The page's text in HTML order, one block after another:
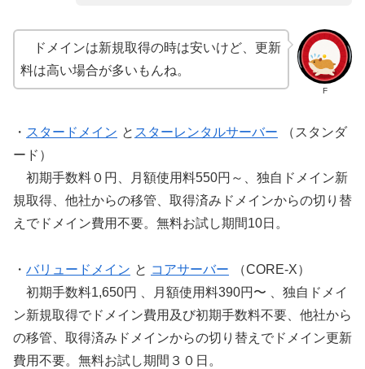
F
ドメインは新規取得の時は安いけど、更新
料は高い場合が多いもんね。
・ スタードメイン と スターレンタルサーバー
（スタンダ
ード）
初期手数料０円、月額使用料550円～、独自ドメイン新
規取得、他社からの移管、取得済みドメインからの切り替
えでドメイン費用不要。無料お試し期間10日。
・ バリュードメイン と コアサーバー
（CORE-X）
初期手数料1,650円 、月額使用料390円〜 、独自ドメイ
ン新規取得でドメイン費用及び初期手数料不要、他社から
の移管、取得済みドメインからの切り替えでドメイン更新
費用不要。無料お試し期間３０日。